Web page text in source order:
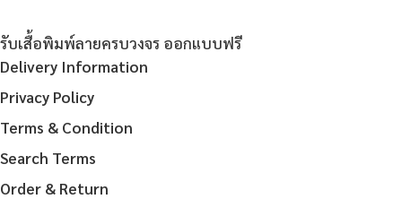
รับเสื้อพิมพ์ลายครบวงจร ออกแบบฟรี
Delivery Information
Privacy Policy
Terms & Condition
Search Terms
Order & Return